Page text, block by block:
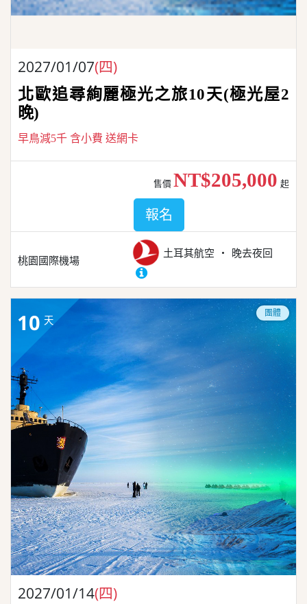
2027/01/07(四)
北歐追尋絢麗極光之旅10天(極光屋2
晚)
早鳥減5千 含小費 送網卡
桃園國際機場
土耳其航空 晚去夜回
售價 NT$205,000 起
報名
10 天
團體
2027/01/14(四)